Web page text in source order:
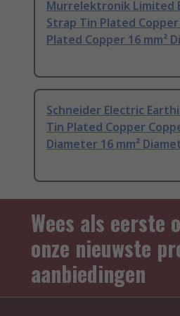
Murrelektronik Limited
Strap Tin Plated
Plated Copper 16 mm²
Schneider Electric
Tin Plated Copper
Diameter 16 mm²
Wees als eerste
onze nieuwste
aanbiedingen